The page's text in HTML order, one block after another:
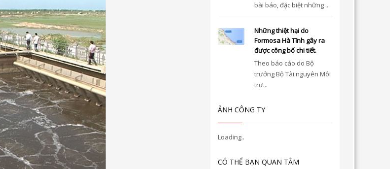
bài báo, đặc biệt những ...
Những thiệt hại do
Formosa Hà Tĩnh gây ra
được công bố chi tiết.
Theo báo cáo do Bộ
trưởng Bộ Tài nguyên Môi
trư...
ẢNH CÔNG TY
CÓ THỂ BẠN QUAN TÂM